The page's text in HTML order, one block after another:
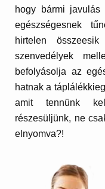
hogy bármi
egészségesnek
hirtelen
szenvedélyek
befolyásolja az
hatnak a
amit tennünk
részesüljünk, ne
elnyomva?!